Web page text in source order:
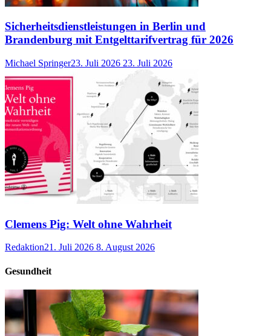
Sicherheitsdienstleistungen in Berlin und
Brandenburg mit Entgelttarifvertrag für 2026
Michael Springer23. Juli 2026 23. Juli 2026
Clemens Pig: Welt ohne Wahrheit
Redaktion21. Juli 2026 8. August 2026
Gesundheit